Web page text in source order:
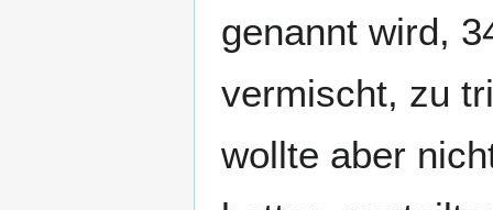
genannt wird,
vermischt, zu
wollte aber